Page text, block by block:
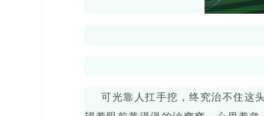
可光靠人扛手挖，终究治不住这